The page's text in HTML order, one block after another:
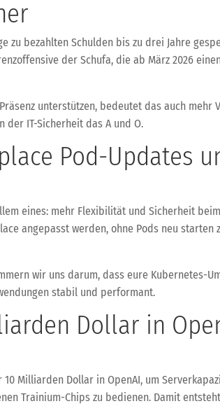
zu bezahlten Schulden bis zu drei Jahre
der Schufa, die ab März 2026
unterstützen, bedeutet das auch
IT-Sicherheit das A und O.
Pod-Updates
eines: mehr Flexibilität und Sicherheit
angepasst werden, ohne Pods neu
wir uns darum, dass eure Kubernetes-
stabil und performant.
Dollar in
Milliarden Dollar in OpenAI, um
Trainium-Chips zu bedienen. Damit